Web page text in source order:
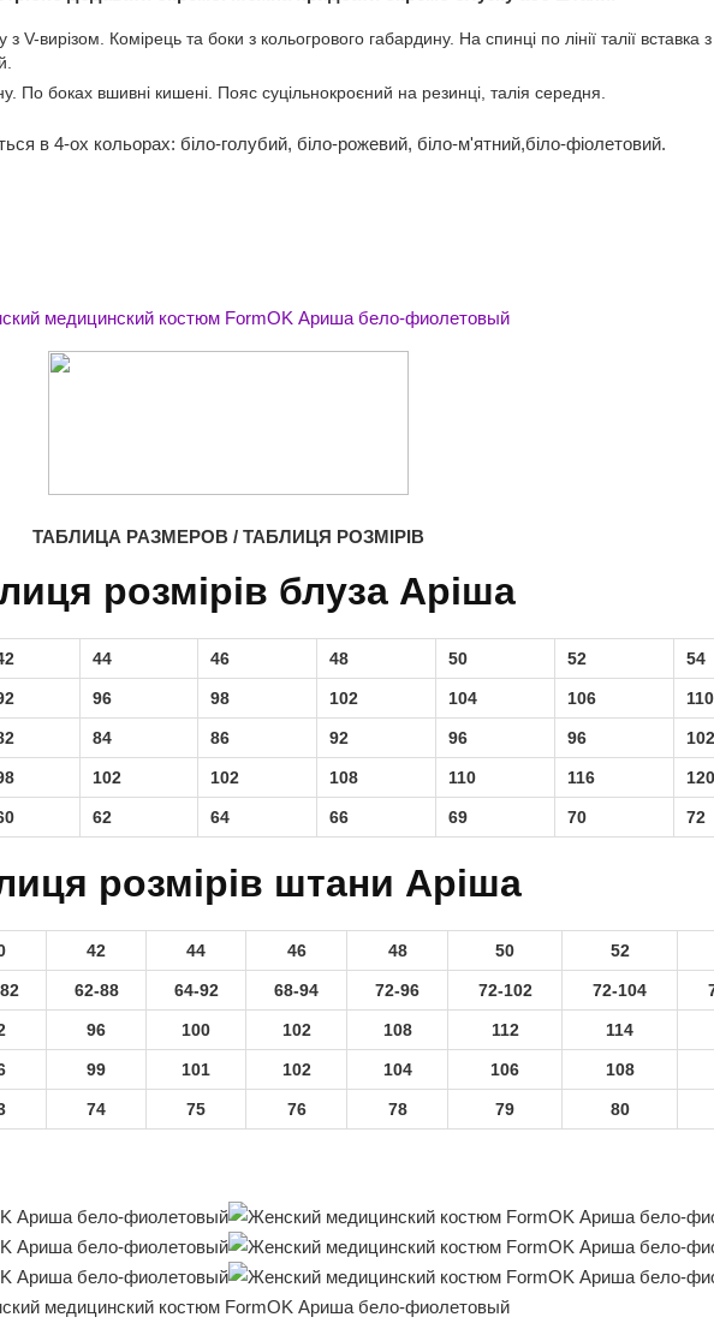
V-вирізом. Комірець та боки з кольогрового габардину. На спинці по лінії талії вставка з
По боках вшивні кишені. Пояс суцільнокроєний на резинці, талія середня.
в 4-ох кольорах: біло-голубий, біло-рожевий, біло-м'ятний,біло-фіолетовий.
ТАБЛИЦА РАЗМЕРОВ / ТАБЛИЦЯ РОЗМІРІВ
розмірів блуза Аріша
44 46 48 50 52 54
96 98 102 104 106 110
84 86 92 96 96 102
102 102 108 110 116 120
62 64 66 69 70 72
розмірів штани Аріша
42 44 46 48 50 52
62-88 64-92 68-94 72-96 72-102 72-104
96 100 102 108 112 114
99 101 102 104 106 108
74 75 76 78 79 80